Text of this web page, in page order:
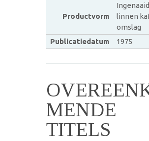
Productvorm
linnen
omslag
Publicatiedatum
1975
MENDE
TITELS